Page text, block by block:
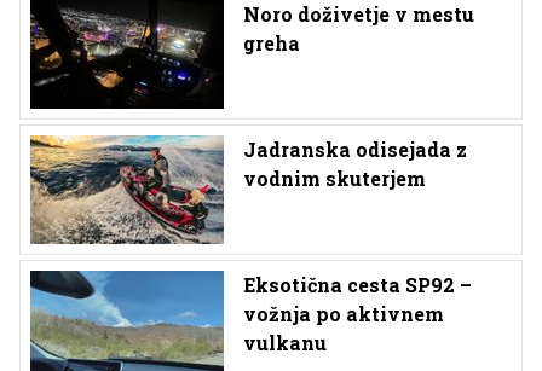
Noro doživetje v mestu
greha
Jadranska odisejada z
vodnim skuterjem
Eksotična cesta SP92 –
vožnja po aktivnem
vulkanu